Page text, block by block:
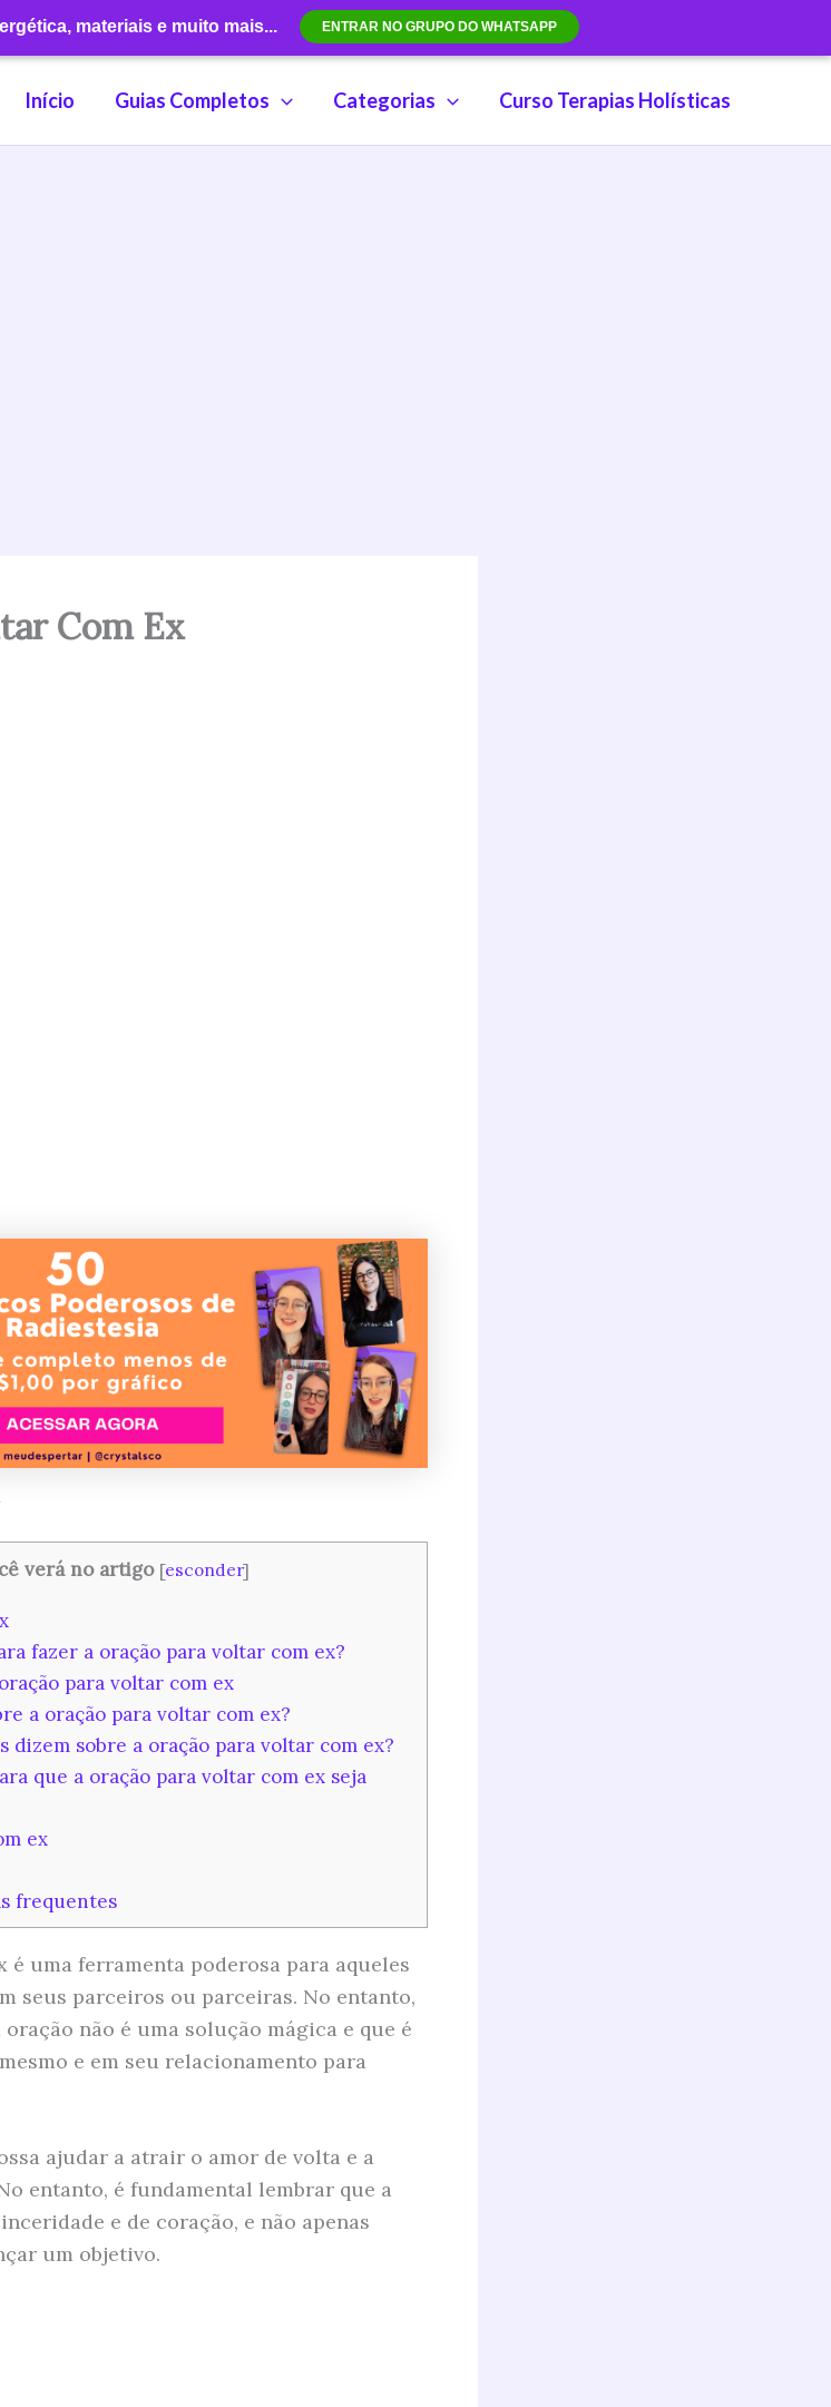
materiais e muito mais... ENTRAR NO GRUPO DO WHATSAPP
Início Guias Completos Categorias Curso Terapias Holísticas
Com Ex
verá no artigo [esconder]
fazer a oração para voltar com ex?
para voltar com ex
a oração para voltar com ex?
dizem sobre a oração para voltar com ex?
que a oração para voltar com ex seja
ex
frequentes
é uma ferramenta poderosa para aqueles
seus parceiros ou parceiras. No entanto,
não é uma solução mágica e que é
e em seu relacionamento para
ajudar a atrair o amor de volta e a
entanto, é fundamental lembrar que a
e de coração, e não apenas
um objetivo.